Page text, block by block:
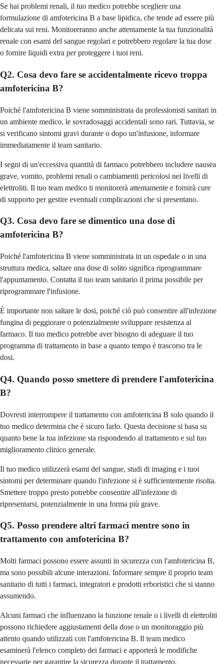
Se hai problemi renali, il tuo medico potrebbe scegliere una
formulazione di amfotericina B a base lipidica, che tende ad essere più
delicata sui reni. Monitoreranno anche attentamente la tua funzionalità
renale con esami del sangue regolari e potrebbero regolare la tua dose
o fornire liquidi extra per proteggere i tuoi reni.
Q2. Cosa devo fare se accidentalmente ricevo troppa
amfotericina B?
Poiché l'amfotericina B viene somministrata da professionisti sanitari in
un ambiente medico, le sovradosaggi accidentali sono rari. Tuttavia, se
si verificano sintomi gravi durante o dopo un'infusione, informare
immediatamente il team sanitario.
I segni di un'eccessiva quantità di farmaco potrebbero includere nausea
grave, vomito, problemi renali o cambiamenti pericolosi nei livelli di
elettroliti. Il tuo team medico ti monitorerà attentamente e fornirà cure
di supporto per gestire eventuali complicazioni che si presentano.
Q3. Cosa devo fare se dimentico una dose di
amfotericina B?
Poiché l'amfotericina B viene somministrata in un ospedale o in una
struttura medica, saltare una dose di solito significa riprogrammare
l'appuntamento. Contatta il tuo team sanitario il prima possibile per
riprogrammare l'infusione.
È importante non saltare le dosi, poiché ciò può consentire all'infezione
fungina di peggiorare o potenzialmente sviluppare resistenza al
farmaco. Il tuo medico potrebbe aver bisogno di adeguare il tuo
programma di trattamento in base a quanto tempo è trascorso tra le
dosi.
Q4. Quando posso smettere di prendere l'amfotericina
B?
Dovresti interrompere il trattamento con amfotericina B solo quando il
tuo medico determina che è sicuro farlo. Questa decisione si basa su
quanto bene la tua infezione sta rispondendo al trattamento e sul tuo
miglioramento clinico generale.
Il tuo medico utilizzerà esami del sangue, studi di imaging e i tuoi
sintomi per determinare quando l'infezione si è sufficientemente risolta.
Smettere troppo presto potrebbe consentire all'infezione di
ripresentarsi, potenzialmente in una forma più grave.
Q5. Posso prendere altri farmaci mentre sono in
trattamento con amfotericina B?
Molti farmaci possono essere assunti in sicurezza con l'amfotericina B,
ma sono possibili alcune interazioni. Informare sempre il proprio team
sanitario di tutti i farmaci, integratori e prodotti erboristici che si stanno
assumendo.
Alcuni farmaci che influenzano la funzione renale o i livelli di elettroliti
possono richiedere aggiustamenti della dose o un monitoraggio più
attento quando utilizzati con l'amfotericina B. Il team medico
esaminerà l'elenco completo dei farmaci e apporterà le modifiche
necessarie per garantire la sicurezza durante il trattamento.